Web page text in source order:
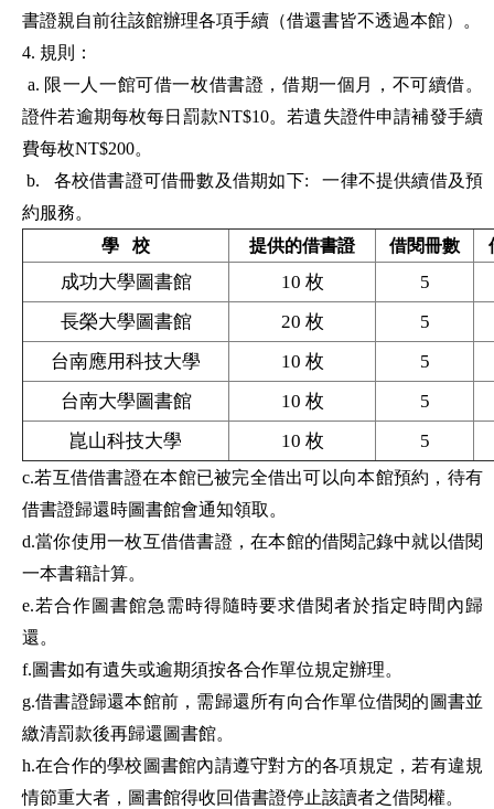
書證親自前往該館辦理各項手續（借還書皆不透過本館）。
4. 規則：
a. 限一人一館可借一枚借書證，借期一個月，不可續借。
證件若逾期每枚每日罰款NT$10。若遺失證件申請補發手續
費每枚NT$200。
b. 各校借書證可借冊數及借期如下: 一律不提供續借及預
約服務。
學 校
提供的借書證 借閱冊數
成功大學圖書館 10 枚
5
長榮大學圖書館
20 枚
5
台南應用科技大學
10 枚
5
台南大學圖書館
10 枚
5
崑山科技大學
10 枚 5
c.若互借借書證在本館已被完全借出可以向本館預約，待有
借書證歸還時圖書館會通知領取。
d.當你使用一枚互借借書證，在本館的借閱記錄中就以借閱
一本書籍計算。
e.若合作圖書館急需時得隨時要求借閱者於指定時間內歸
還。
f.圖書如有遺失或逾期須按各合作單位規定辦理。
g.借書證歸還本館前，需歸還所有向合作單位借閱的圖書並
繳清罰款後再歸還圖書館。
h.在合作的學校圖書館內請遵守對方的各項規定，若有違規
情節重大者，圖書館得收回借書證停止該讀者之借閱權。